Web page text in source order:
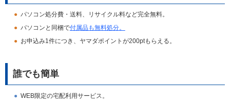
パソコン処分費・送料、リサイクル料など完全無料。
パソコンと同梱で付属品も無料処分。
お申込み1件につき、ヤマダポイントが200ptもらえる。
誰でも簡単
WEB限定の宅配利用サービス。